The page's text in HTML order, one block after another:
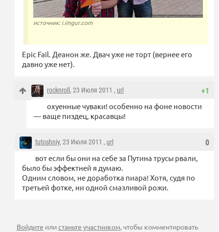
источник: i.imgur.com
Epic Fail. Деанон же. Двач уже не торт (вернее его
давно уже нет).
+1
rocknroll , 23 Июля 2011 , url
охуенные чуваки! особенно на фоне новости
— ваще пиздец, красавцы!
0
tutoshniy, 23 Июля 2011 , url
вот если бы они на себе за Путина трусы рвали,
было бы эффектней я думаю.
Одним словом, не доработка пиара! Хотя, судя по
третьей фотке, ни одной смазливой рожи.
Войдите илистаньте участником, чтобы комментировать